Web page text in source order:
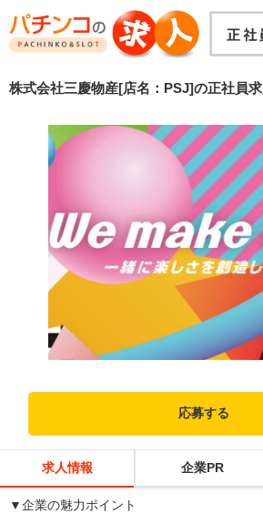
株式会社三慶物産[店名：PSJ]の正社員
応募する
求人情報 企業PR
▼企業の魅力ポイント